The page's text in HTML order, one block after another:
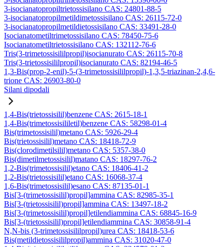
3-isocianatopropiltrietossisilano CAS: 24801-88-5
3-isocianatopropilmetildimetossisilano CAS: 26115-72-0
3-isocianatopropilmetildietossisilano CAS: 33491-28-0
Isocianatometiltrimetossisilano CAS: 78450-75-6
Isocianatometiltrietossisilano CAS: 132112-76-6
Tris(3-trimetossisililpropil)isocianurato CAS: 26115-70-8
Tris(3-trietossisililpropil)isocianurato CAS: 82194-46-5
1,3-Bis(prop-2-enil)-5-(3-trimetossisililpropil)-1,3,5-triazinan-2,4,6-
trione CAS: 26903-80-0
Silani dipodali
1,4-Bis(trietossisilil)benzene CAS: 2615-18-1
1,4-Bis(trimetossisililetil)benzene CAS: 58298-01-4
Bis(trimetossisilil)metano CAS: 5926-29-4
Bis(trietossisilil)metano CAS: 18418-72-9
Bis(clorodimetilsilil)metano CAS: 5357-38-0
Bis(dimetilmetossisilil)matano CAS: 18297-76-2
1,2-Bis(trimetossisilil)etano CAS: 18406-41-2
1,2-Bis(trietossisilil)etano CAS: 16068-37-4
1,6-Bis(trimetossisilil)esano CAS: 87135-01-1
Bis[3-(trimetossisilil)propil]ammina CAS: 82985-35-1
Bis[3-(trietossisilil)propil]ammina CAS: 13497-18-2
Bis[3-(trimetossisilil)propil]etilendiammina CAS: 68845-16-9
Bis[3-(trietossisilil)propil]etilendiammina CAS: 30858-91-4
N,N-bis (3-trimetossisililpropil)urea CAS: 18418-53-6
Bis(metildietossisililpropil)ammina CAS: 31020-47-0